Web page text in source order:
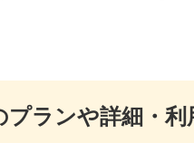
ランや詳細・利